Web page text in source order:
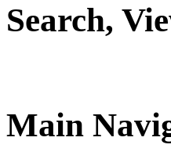
Search,
Main